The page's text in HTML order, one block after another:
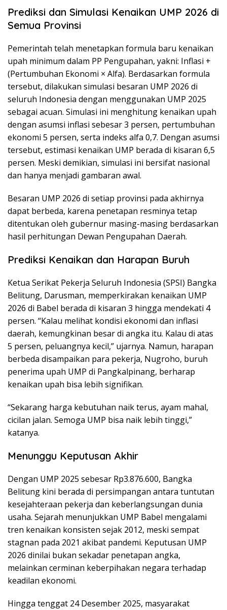
Prediksi dan Simulasi Kenaikan UMP 2026 di
Semua Provinsi
Pemerintah telah menetapkan formula baru kenaikan
upah minimum dalam PP Pengupahan, yakni: Inflasi +
(Pertumbuhan Ekonomi × Alfa). Berdasarkan formula
tersebut, dilakukan simulasi besaran UMP 2026 di
seluruh Indonesia dengan menggunakan UMP 2025
sebagai acuan. Simulasi ini menghitung kenaikan upah
dengan asumsi inflasi sebesar 3 persen, pertumbuhan
ekonomi 5 persen, serta indeks alfa 0,7. Dengan asumsi
tersebut, estimasi kenaikan UMP berada di kisaran 6,5
persen. Meski demikian, simulasi ini bersifat nasional
dan hanya menjadi gambaran awal.
Besaran UMP 2026 di setiap provinsi pada akhirnya
dapat berbeda, karena penetapan resminya tetap
ditentukan oleh gubernur masing-masing berdasarkan
hasil perhitungan Dewan Pengupahan Daerah.
Prediksi Kenaikan dan Harapan Buruh
Ketua Serikat Pekerja Seluruh Indonesia (SPSI) Bangka
Belitung, Darusman, memperkirakan kenaikan UMP
2026 di Babel berada di kisaran 3 hingga mendekati 4
persen. “Kalau melihat kondisi ekonomi dan inflasi
daerah, kemungkinan besar di angka itu. Kalau di atas
5 persen, peluangnya kecil,” ujarnya. Namun, harapan
berbeda disampaikan para pekerja, Nugroho, buruh
penerima upah UMP di Pangkalpinang, berharap
kenaikan upah bisa lebih signifikan.
“Sekarang harga kebutuhan naik terus, ayam mahal,
cicilan jalan. Semoga UMP bisa naik lebih tinggi,”
katanya.
Menunggu Keputusan Akhir
Dengan UMP 2025 sebesar Rp3.876.600, Bangka
Belitung kini berada di persimpangan antara tuntutan
kesejahteraan pekerja dan keberlangsungan dunia
usaha. Sejarah menunjukkan UMP Babel mengalami
tren kenaikan konsisten sejak 2012, meski sempat
stagnan pada 2021 akibat pandemi. Keputusan UMP
2026 dinilai bukan sekadar penetapan angka,
melainkan cerminan keberpihakan negara terhadap
keadilan ekonomi.
Hingga tenggat 24 Desember 2025, masyarakat